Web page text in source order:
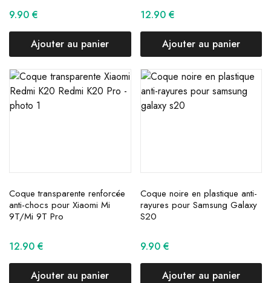
9.90 €
Ajouter au panier
12.90 €
Ajouter au panier
Coque transparente renforcée
anti-chocs pour Xiaomi Mi
9T/Mi 9T Pro
12.90 €
Ajouter au panier
Coque noire en plastique anti-
rayures pour Samsung Galaxy
S20
9.90 €
Ajouter au panier